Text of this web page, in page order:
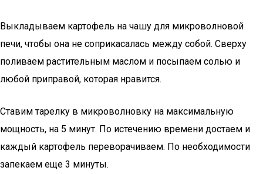
Выкладываем картофель на чашу для микроволновой
печи, чтобы она не соприкасалась между собой. Сверху
поливаем растительным маслом и посыпаем солью и
любой приправой, которая нравится.
Ставим тарелку в микроволновку на максимальную
мощность, на 5 минут. По истечению времени достаем и
каждый картофель переворачиваем. По необходимости
запекаем еще 3 минуты.